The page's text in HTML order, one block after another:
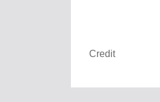
Credit